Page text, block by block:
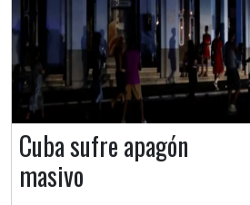
Cuba sufre apagón
masivo